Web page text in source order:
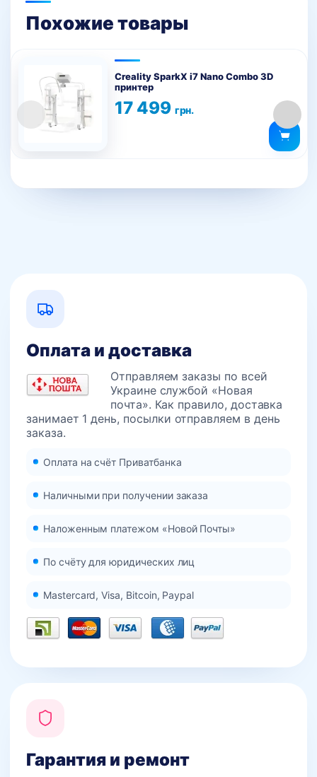
Похожие товары
Creality SparkX i7 Nano Combo 3D
принтер
17 499 грн.
Оплата и доставка
Отправляем заказы по всей
Украине службой «Новая
почта». Как правило, доставка
занимает 1 день, посылки отправляем в день
заказа.
Оплата на счёт Приватбанка
Наличными при получении заказа
Наложенным платежом «Новой Почты»
По счёту для юридических лиц
Mastercard, Visa, Bitcoin, Paypal
Гарантия и ремонт